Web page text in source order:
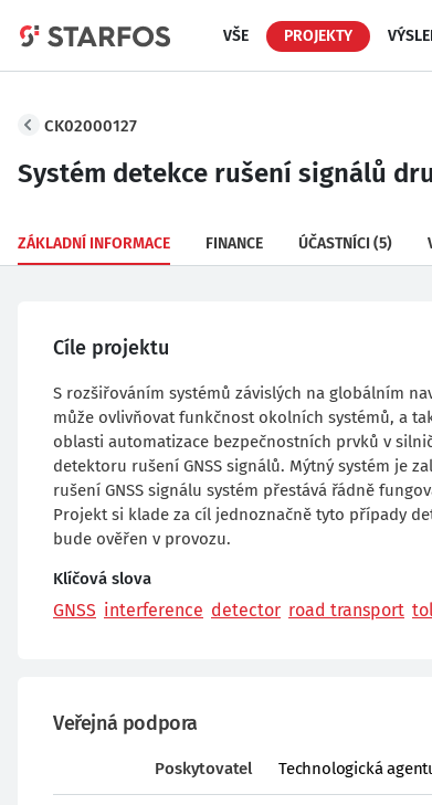
VŠE PROJEKTY
CK02000127
Systém detekce rušení signálů
ZÁKLADNÍ INFORMACE FINANCE ÚČASTNÍCI (5)
Cíle projektu
S rozšiřováním systémů závislých na globálním
může ovlivňovat funkčnost okolních systémů, a
oblasti automatizace bezpečnostních prvků v
detektoru rušení GNSS signálů. Mýtný systém je
rušení GNSS signálu systém přestává řádně
Projekt si klade za cíl jednoznačně tyto případy
bude ověřen v provozu.
Klíčová slova
GNSS interference detector road transport
Veřejná podpora
Poskytovatel Technologická